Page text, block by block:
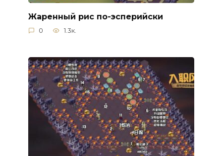
Жаренный рис по-эсперийски
0 1.3к.